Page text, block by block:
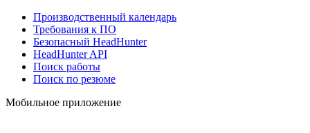
Производственный календарь
Требования к ПО
Безопасный HeadHunter
HeadHunter API
Поиск работы
Поиск по резюме
Мобильное приложение